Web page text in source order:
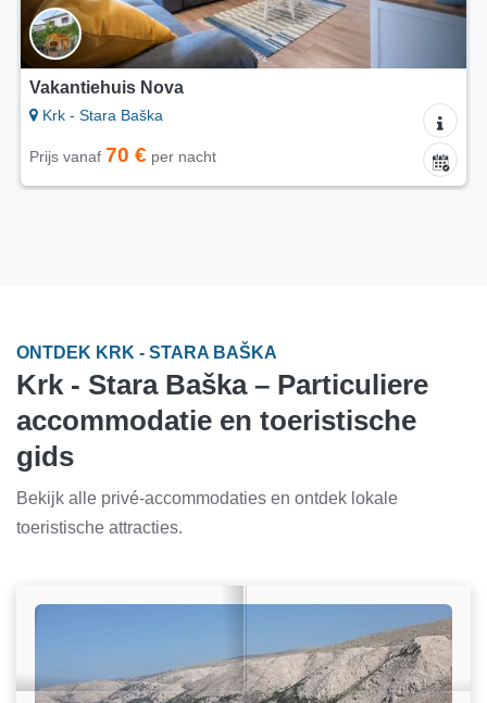
Vakantiehuis Nova
Krk - Stara Baška
Prijs vanaf 70 € per nacht
ONTDEK KRK - STARA BAŠKA
Krk - Stara Baška – Particuliere
accommodatie en toeristische
gids
Bekijk alle privé-accommodaties en ontdek lokale
toeristische attracties.